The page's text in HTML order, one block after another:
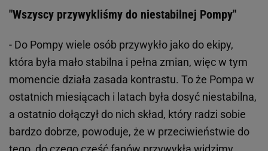
"Wszyscy przywykliśmy do niestabilnej Pompy"
- Do Pompy wiele osób przywykło jako do ekipy,
która była mało stabilna i pełna zmian, więc w tym
momencie działa zasada kontrastu. To że Pompa w
ostatnich miesiącach i latach była dosyć niestabilna,
a ostatnio dołączył do nich skład, który radzi sobie
bardzo dobrze, powoduje, że w przeciwieństwie do